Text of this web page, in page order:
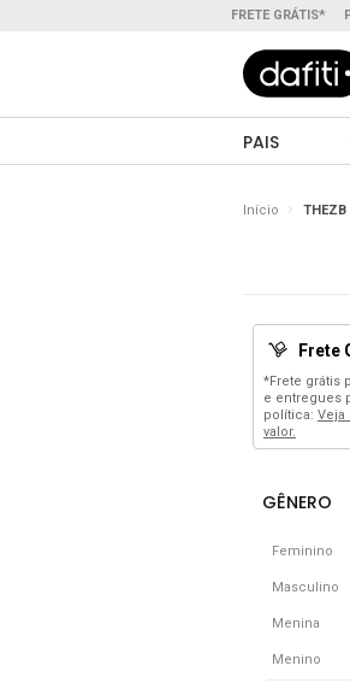
FRETE GRÁTIS*
PAIS
Início THEZB
Frete
*Frete grátis
e entregues
política: Veja
valor.
Feminino
Masculino
Menina
Menino